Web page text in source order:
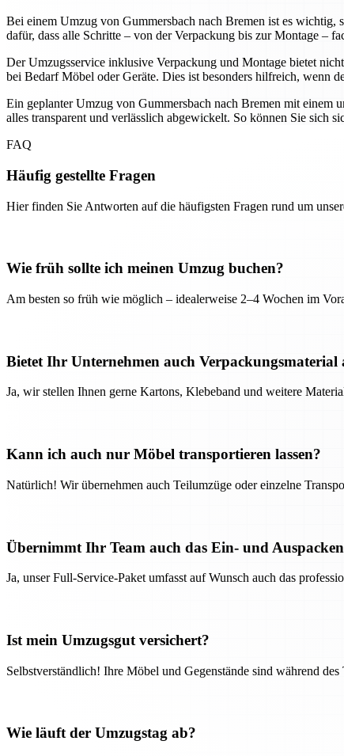
Bei einem Umzug von Gummersbach nach Bremen ist es wichtig,
dafür, dass alle Schritte – von der Verpackung bis zur Montage –
Der Umzugsservice inklusive Verpackung und Montage bietet
bei Bedarf Möbel oder Geräte. Dies ist besonders hilfreich, wenn
Ein geplanter Umzug von Gummersbach nach Bremen mit einem
alles transparent und verlässlich abgewickelt. So können Sie sich
FAQ
Häufig gestellte Fragen
Hier finden Sie Antworten auf die häufigsten Fragen rund um
Wie früh sollte ich meinen Umzug buchen?
Am besten so früh wie möglich – idealerweise 2–4 Wochen im
Bietet Ihr Unternehmen auch Verpackungsmaterial
Ja, wir stellen Ihnen gerne Kartons, Klebeband und weitere
Kann ich auch nur Möbel transportieren lassen?
Natürlich! Wir übernehmen auch Teilumzüge oder einzelne
Übernimmt Ihr Team auch das Ein- und
Ja, unser Full-Service-Paket umfasst auf Wunsch auch das
Ist mein Umzugsgut versichert?
Selbstverständlich! Ihre Möbel und Gegenstände sind während des
Wie läuft der Umzugstag ab?